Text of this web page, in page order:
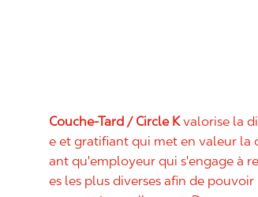
Couche-Tard / Circle Kvalorise la
e et gratifiant qui met en valeur la
ant qu'employeur qui s'engage à
es les plus diverses afin de